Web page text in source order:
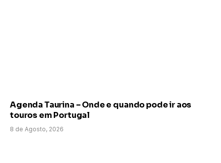
Agenda Taurina – Onde e quando pode ir aos
touros em Portugal
8 de Agosto, 2026